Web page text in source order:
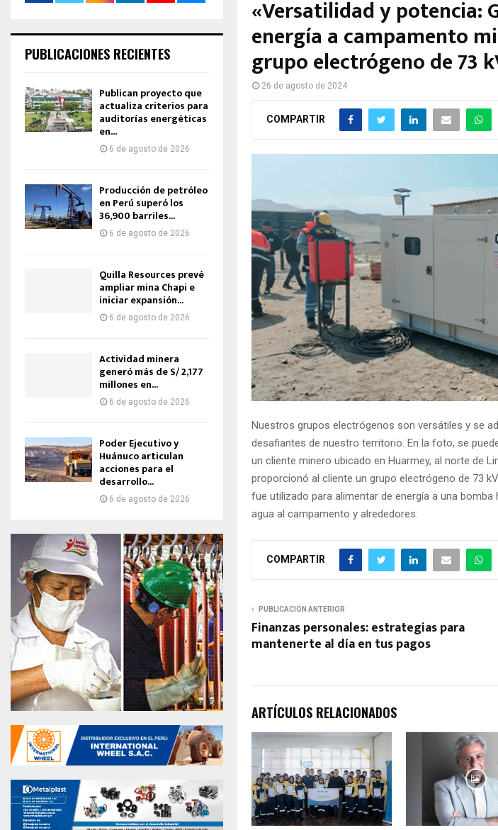
«Versatilidad y potencia:
energía a campamento
grupo electrógeno de 73
26 de agosto de 2024
COMPARTIR
Nuestros grupos electrógenos son versátiles y se
desafiantes de nuestro territorio. En la foto, se
un cliente minero ubicado en Huarmey, al norte de
proporcionó al cliente un grupo electrógeno de 73
fue utilizado para alimentar de energía a una
agua al campamento y alrededores.
COMPARTIR
PUBLICACIÓN ANTERIOR
Finanzas personales: estrategias para
mantenerte al día en tus pagos
ARTÍCULOS RELACIONADOS
PUBLICACIONES RECIENTES
Publican proyecto que
actualiza criterios para
auditorías energéticas
en...
6 de agosto de 2026
Producción de petróleo
en Perú superó los
36,900 barriles...
6 de agosto de 2026
Quilla Resources prevé
ampliar mina Chapi e
iniciar expansión...
6 de agosto de 2026
Actividad minera
generó más de S/ 2,177
millones en...
6 de agosto de 2026
Poder Ejecutivo y
Huánuco articulan
acciones para el
desarrollo...
6 de agosto de 2026